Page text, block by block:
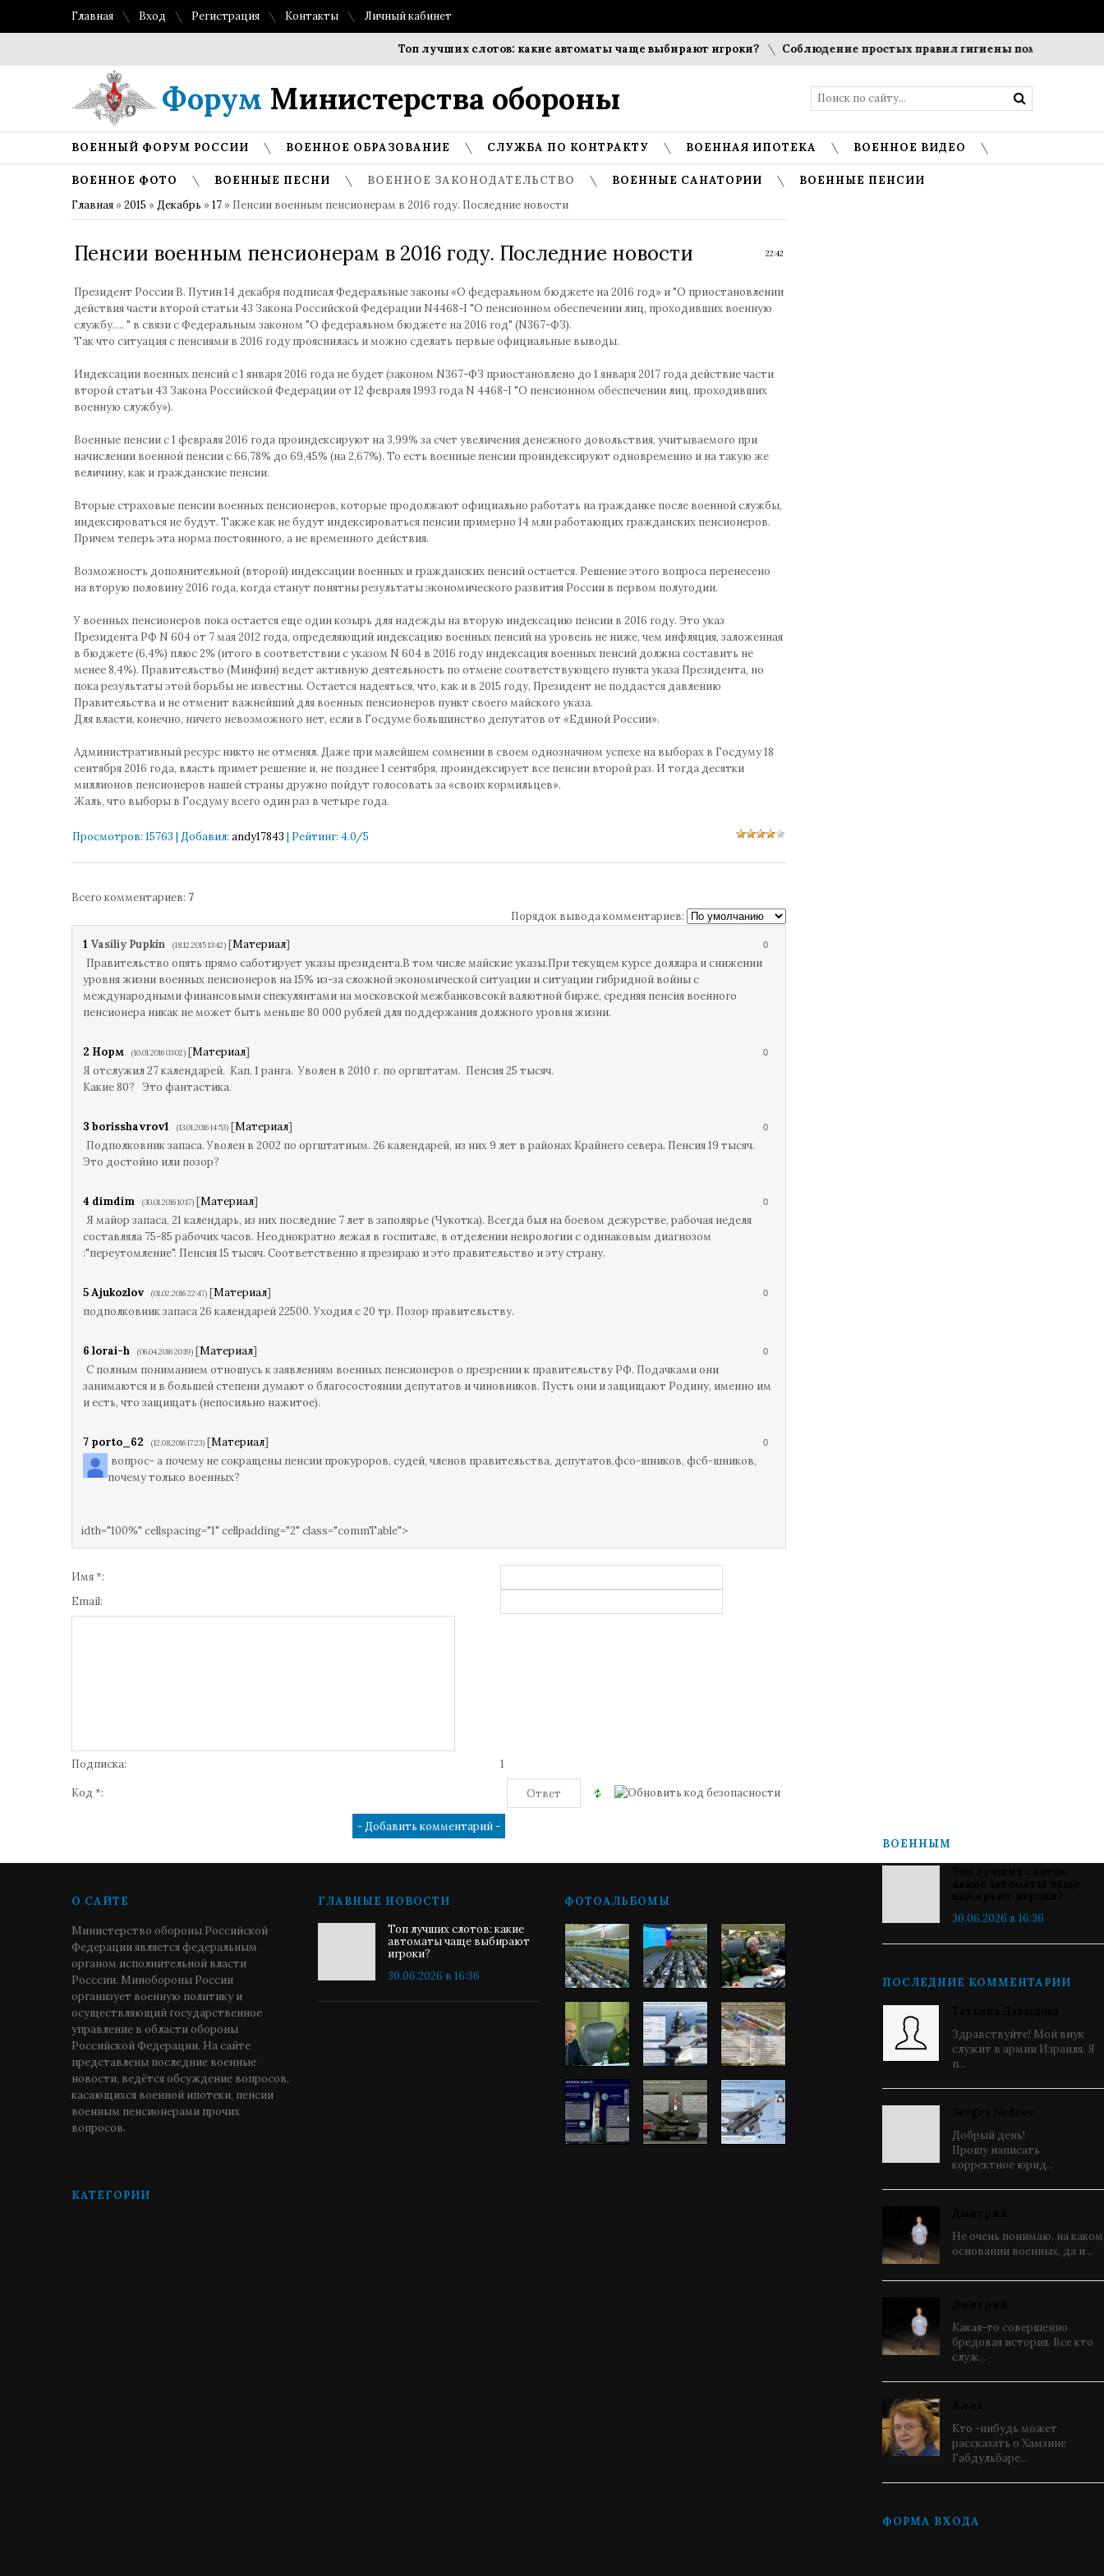
Главная Вход Регистрация Контакты Личный кабинет
Топ лучших слотов: какие автоматы чаще выбирают игроки? Соблюдение простых правил гигиены помогает
Форум Министерства обороны
ВОЕННЫЙ ФОРУМ РОССИИ ВОЕННОЕ ОБРАЗОВАНИЕ СЛУЖБА ПО КОНТРАКТУ ВОЕННАЯ ИПОТЕКА ВОЕННОЕ ВИДЕО
ВОЕННОЕ ФОТО ВОЕННЫЕ ПЕСНИ ВОЕННОЕ ЗАКОНОДАТЕЛЬСТВО ВОЕННЫЕ САНАТОРИИ
ВОЕННЫЕ ПЕНСИИ
Главная »2015 »Декабрь »17 » Пенсии военным пенсионерам в 2016 году. Последние новости
22:42
Пенсии военным пенсионерам в 2016 году. Последние новости
Президент России В. Путин 14 декабря подписал Федеральные законы «О федеральном бюджете на 2016 год» и "О приостановлении
действия части второй статьи 43 Закона Российской Федерации N4468-I "О пенсионном обеспечении лиц, проходивших военную
службу…. " в связи с Федеральным законом "О федеральном бюджете на 2016 год" (N367-ФЗ).
Так что ситуация с пенсиями в 2016 году прояснилась и можно сделать первые официальные выводы.
Индексации военных пенсий с 1 января 2016 года не будет (законом N367-ФЗ приостановлено до 1 января 2017 года действие части
второй статьи 43 Закона Российской Федерации от 12 февраля 1993 года N 4468-I "О пенсионном обеспечении лиц, проходивших
военную службу»).
Военные пенсии с 1 февраля 2016 года проиндексируют на 3,99% за счет увеличения денежного довольствия, учитываемого при
начислении военной пенсии с 66,78% до 69,45% (на 2,67%). То есть военные пенсии проиндексируют одновременно и на такую же
величину, как и гражданские пенсии.
Вторые страховые пенсии военных пенсионеров, которые продолжают официально работать на гражданке после военной службы,
индексироваться не будут. Также как не будут индексироваться пенсии примерно 14 млн работающих гражданских пенсионеров.
Причем теперь эта норма постоянного, а не временного действия.
Возможность дополнительной (второй) индексации военных и гражданских пенсий остается. Решение этого вопроса перенесено
на вторую половину 2016 года, когда станут понятны результаты экономического развития России в первом полугодии.
У военных пенсионеров пока остается еще один козырь для надежды на вторую индексацию пенсии в 2016 году. Это указ
Президента РФ N 604 от 7 мая 2012 года, определяющий индексацию военных пенсий на уровень не ниже, чем инфляция, заложенная
в бюджете (6,4%) плюс 2% (итого в соответствии с указом N 604 в 2016 году индексация военных пенсий должна составить не
менее 8,4%). Правительство (Минфин) ведет активную деятельность по отмене соответствующего пункта указа Президента, но
пока результаты этой борьбы не известны. Остается надеяться, что, как и в 2015 году, Президент не поддастся давлению
Правительства и не отменит важнейший для военных пенсионеров пункт своего майского указа.
Для власти, конечно, ничего невозможного нет, если в Госдуме большинство депутатов от «Единой России».
Административный ресурс никто не отменял. Даже при малейшем сомнении в своем однозначном успехе на выборах в Госдуму 18
сентября 2016 года, власть примет решение и, не позднее 1 сентября, проиндексирует все пенсии второй раз. И тогда десятки
миллионов пенсионеров нашей страны дружно пойдут голосовать за «своих кормильцев».
Жаль, что выборы в Госдуму всего один раз в четыре года.
Просмотров: 15763 | Добавил: andy17843 | Рейтинг: 4.0/5
Всего комментариев: 7
Порядок вывода комментариев:
0
1 Vasiliy Pupkin (18.12.2015 13:42) [Материал]
Правительство опять прямо саботирует указы президента.В том числе майские указы.При текущем курсе доллара и снижении
уровня жизни военных пенсионеров на 15% из-за сложной экономической ситуации и ситуации гибридной войны с
международными финансовыми спекулянтами на московской межбанковсокй валютной бирже, средняя пенсия военного
пенсионера никак не может быть меньше 80 000 рублей для поддержания должного уровня жизни.
0
2 Норм (10.01.2016 03:02) [Материал]
Я отслужил 27 календарей. Кап. 1 ранга. Уволен в 2010 г. по оргштатам. Пенсия 25 тысяч.
Какие 80? Это фантастика.
0
3 borisshavrov1 (13.01.2016 14:53) [Материал]
Подполковник запаса. Уволен в 2002 по оргштатным. 26 календарей, из них 9 лет в районах Крайнего севера. Пенсия 19 тысяч.
Это достойно или позор?
0
4 dimdim (30.01.2016 10:17) [Материал]
Я майор запаса, 21 календарь, из них последние 7 лет в заполярье (Чукотка). Всегда был на боевом дежурстве, рабочая неделя
составляла 75-85 рабочих часов. Неоднократно лежал в госпитале, в отделении неврологии с одинаковым диагнозом
:"переутомление". Пенсия 15 тысяч. Соответственно я презираю и это правительство и эту страну.
0
5Ajukozlov (01.02.2016 22:47) [Материал]
подполковник запаса 26 календарей 22500. Уходил с 20 тр. Позор правительству.
0
6 lorai-h (06.04.2016 20:19) [Материал]
С полным пониманием отношусь к заявлениям военных пенсионеров о презрении к правительству РФ. Подачками они
занимаются и в большей степени думают о благосостоянии депутатов и чиновников. Пусть они и защищают Родину, именно им
и есть, что защищать (непосильно нажитое).
0
7 porto_62 (12.08.2016 17:23) [Материал]
вопрос- а почему не сокращены пенсии прокуроров, судей, членов правительства, депутатов,фсо-шников, фсб-шников,
почему только военных?
idth="100%" cellspacing="1" cellpadding="2" class="commTable">
Имя *:
Email:
Подписка: 1
Код *:
ВОЕННЫМ
30.06.2026 в 16:36
ПОСЛЕДНИЕ КОММЕНТАРИИ
Здравствуйте! Мой внук
служит в армии Израиля. Я
п...
Добрый день!
Прошу написать
корректное юрид...
Не очень понимаю, на каком
основании военных, да и...
Какая-то совершенно
бредовая история. Все кто
служ...
Кто -нибудь может
рассказать о Хамзине
Габдульбаре...
ФОРМА ВХОДА
О САЙТЕ
Министерство обороны Российской
Федерации является федеральным
органом исполнительной власти
Росссии. Минобороны России
организует военную политику и
осуществляющий государственное
управление в области обороны
Российской Федерации. На сайте
представлены последние военные
новости, ведётся обсуждение вопросов,
касающихся военной ипотеки, пенсии
военным пенсионерами прочих
вопросов.
ГЛАВНЫЕ НОВОСТИ
Топ лучших слотов: какие
автоматы чаще выбирают
игроки?
30.06.2026 в 16:36
ФОТОАЛЬБОМЫ
КАТЕГОРИИ